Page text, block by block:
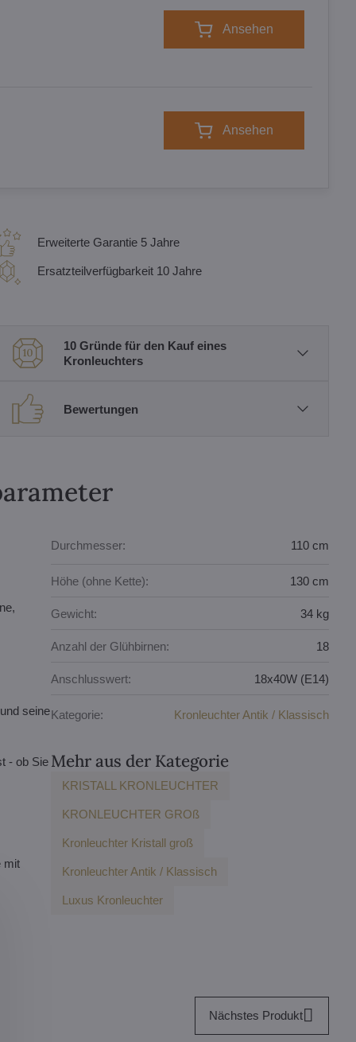
Ansehen
Ansehen
Erweiterte Garantie 5 Jahre
Ersatzteilverfügbarkeit 10 Jahre
10 Gründe für den Kauf eines
Kronleuchters
Bewertungen
seine
- ob Sie
mit
Durchmesser: 110 cm
Höhe (ohne Kette): 130 cm
Gewicht: 34 kg
Anzahl der Glühbirnen: 18
Anschlusswert: 18x40W (E14)
Kategorie: Kronleuchter Antik / Klassisch
Mehr aus der Kategorie
KRISTALL KRONLEUCHTER
KRONLEUCHTER GROß
Kronleuchter Kristall groß
Kronleuchter Antik / Klassisch
Luxus Kronleuchter
Nächstes Produkt